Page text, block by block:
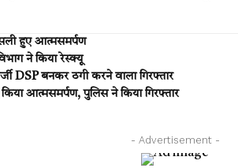
हुए आत्मसमर्पण
ने किया रेस्क्यू
DSP बनकर ठगी करने वाला गिरफ्तार
आत्मसमर्पण, पुलिस ने किया गिरफ्तार
- Advertisement -